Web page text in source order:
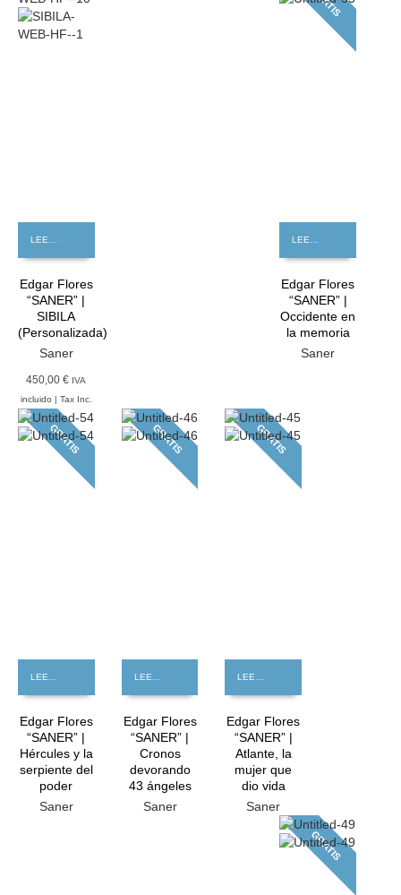
LEER MÁS
Edgar Flores
“SANER” |
SIBILA
(Personalizada)
Saner
450,00 € IVA
incluido | Tax Inc.
LEER MÁS
Edgar Flores
“SANER” |
Occidente en
la memoria
Saner
GRATIS
LEER MÁS
Edgar Flores
“SANER” |
Hércules y la
serpiente del
poder
Saner
GRATIS
LEER MÁS
Edgar Flores
“SANER” |
Cronos
devorando
43 ángeles
Saner
GRATIS
LEER MÁS
Edgar Flores
“SANER” |
Atlante, la
mujer que
dio vida
Saner
GRATIS